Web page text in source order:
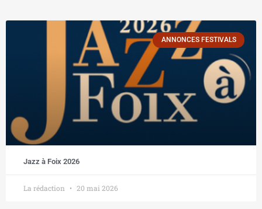
ANNONCES FESTIVALS
Jazz à Foix 2026
La rédaction 20 mai 2026